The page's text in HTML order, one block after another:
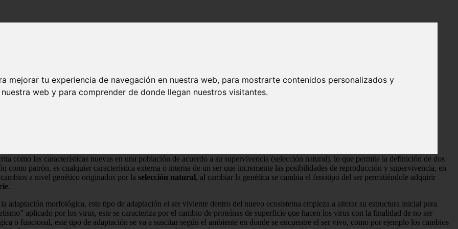
mejorar tu experiencia de navegación en nuestra web, para mostrarte contenidos personalizados y
web y para comprender de donde llegan nuestros visitantes.
en la búsqueda de lograr una compensación con su nuevo
como las características nuevas en una población de acuerdo a su supervivencia (selección natural), lo que permite la definición de dos
como patrón, es cualquier característica externa o interna de un ser que incremente las posibilidades de reproducción y supervivencia, en
a nivel genético originados por la selección natural, al cambiar la genética se cambia el fenotipo del ser permitiéndole adquirir
.
adaptación morfológica, este tipo de adaptación el ser viviente dentro del nuevo ecosistema empieza a alterar su estructura inicial para
aplicado por los virus, este se caracteriza por el cambio de proteínas de superficie que hacen los virus con la finalidad de no ser
o funcional, este tipo de adaptación se va a suscitar según el ambiente en donde se encuentre el ser vivo, como por ejemplo los cambios